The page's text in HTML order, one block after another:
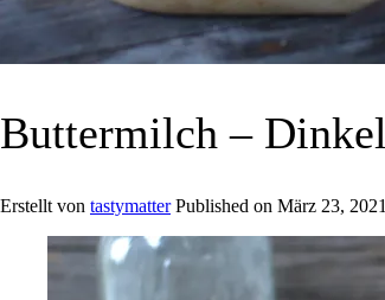
Buttermilch –
Erstellt von tastymatter Published on März 23, 2021